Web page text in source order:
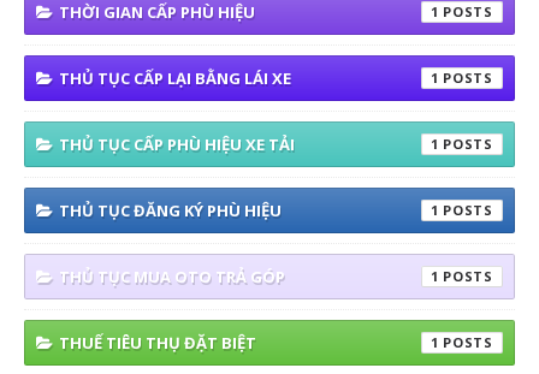
THỜI GIAN CẤP PHÙ HIỆU 1
THỦ TỤC CẤP LẠI BẰNG LÁI XE 1
THỦ TỤC CẤP PHÙ HIỆU XE TẢI 1
THỦ TỤC ĐĂNG KÝ PHÙ HIỆU 1
THỦ TỤC MUA OTO TRẢ GÓP 1
THUẾ TIÊU THỤ ĐẶT BIỆT 1